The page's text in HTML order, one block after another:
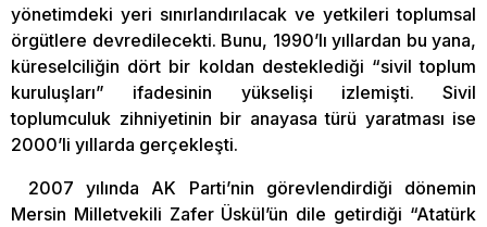
yönetimdeki yeri sınırlandırılacak ve yetkileri toplumsal
örgütlere devredilecekti. Bunu, 1990’lı yıllardan bu yana,
küreselciliğin dört bir koldan desteklediği “sivil toplum
kuruluşları” ifadesinin yükselişi izlemişti. Sivil
toplumculuk zihniyetinin bir anayasa türü yaratması ise
2000’li yıllarda gerçekleşti.
2007 yılında AK Parti’nin görevlendirdiği dönemin
Mersin Milletvekili Zafer Üskül’ün dile getirdiği “Atatürk